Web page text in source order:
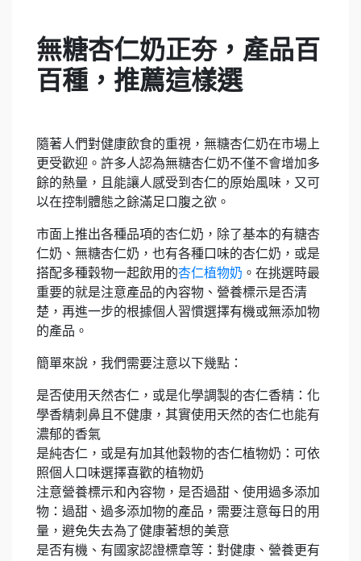
無糖杏仁奶正夯，產品百
百種，推薦這樣選
隨著人們對健康飲食的重視，無糖杏仁奶在市場上
更受歡迎。許多人認為無糖杏仁奶不僅不會增加多
餘的熱量，且能讓人感受到杏仁的原始風味，又可
以在控制體態之餘滿足口腹之欲。
市面上推出各種品項的杏仁奶，除了基本的有糖杏
仁奶、無糖杏仁奶，也有各種口味的杏仁奶，或是
搭配多種穀物一起飲用的杏仁植物奶 。在挑選時最
重要的就是注意產品的內容物、營養標示是否清
楚，再進一步的根據個人習慣選擇有機或無添加物
的產品。
簡單來說，我們需要注意以下幾點：
是否使用天然杏仁，或是化學調製的杏仁香精：化
學香精刺鼻且不健康，其實使用天然的杏仁也能有
濃郁的香氣
是純杏仁，或是有加其他穀物的杏仁植物奶：可依
照個人口味選擇喜歡的植物奶
注意營養標示和內容物，是否過甜、使用過多添加
物：過甜、過多添加物的產品，需要注意每日的用
量，避免失去為了健康著想的美意
是否有機、有國家認證標章等：對健康、營養更有